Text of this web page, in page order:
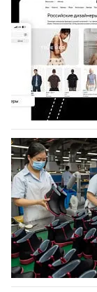
Shoes
Компания
Co., Ltd.,
Гуанчжоу,
объединяющей
07.08.2026 473
На
условия
Российский
раздел для
дизайнерских
Бренды также
06.08.2026 638